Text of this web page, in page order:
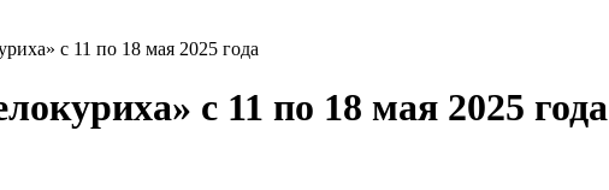
с 11 по 18 мая 2025 года
с 11 по 18 мая 2025 года